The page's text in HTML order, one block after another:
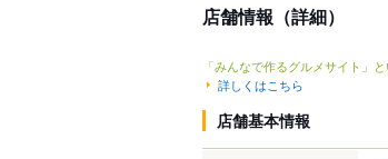
店舗情報（詳細）
「みんなで作るグルメサイト」
詳しくはこちら
店舗基本情報